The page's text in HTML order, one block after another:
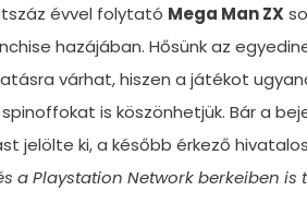
évvel folytató Mega Man ZX
hazájában. Hősünk az
várhat, hiszen a játékot
is köszönhetjük. Bár a
jelölte ki, a később érkező
a Playstation Network berkeiben is